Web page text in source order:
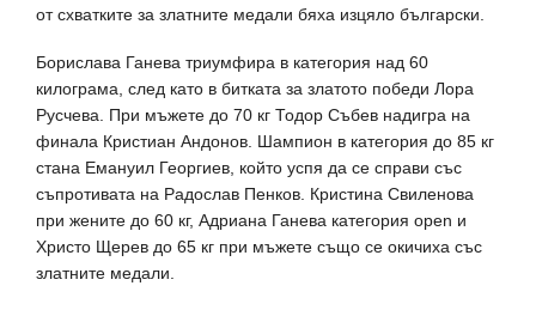
от схватките за златните медали бяха изцяло български.
Борислава Ганева триумфира в категория над 60
килограма, след като в битката за златото победи Лора
Русчева. При мъжете до 70 кг Тодор Събев надигра на
финала Кристиан Андонов. Шампион в категория до 85 кг
стана Емануил Георгиев, който успя да се справи със
съпротивата на Радослав Пенков. Кристина Свиленова
при жените до 60 кг, Адриана Ганева категория open и
Христо Щерев до 65 кг при мъжете също се окичиха със
златните медали.